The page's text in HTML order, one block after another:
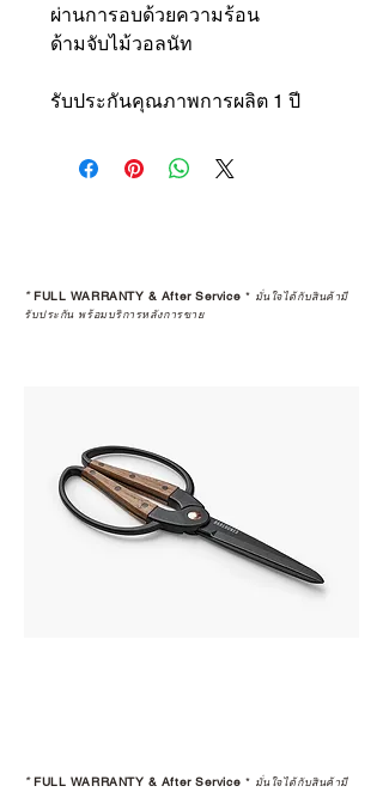
ผ่านการอบด้วยความร้อน
ด้ามจับไม้วอลนัท
รับประกันคุณภาพการผลิต 1 ปี
*FULL WARRANTY & After Service * มั่นใจได้กับสินค้ามี
รับประกัน พร้อมบริการหลังการขาย
*FULL WARRANTY & After Service * มั่นใจได้กับสินค้ามี